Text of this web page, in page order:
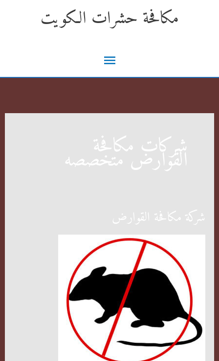
مكافحة حشرات الكويت
القائمة
الرئيسية
شركات مكافحة
القوارض متخصصه
شركة مكافحة القوارض